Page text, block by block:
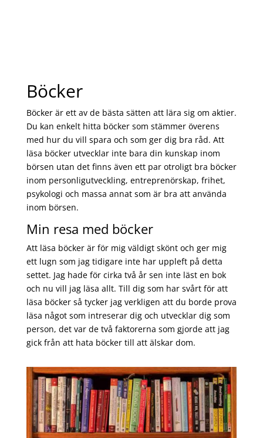
Böcker
Böcker är ett av de bästa sätten att lära sig om aktier.
Du kan enkelt hitta böcker som stämmer överens
med hur du vill spara och som ger dig bra råd. Att
läsa böcker utvecklar inte bara din kunskap inom
börsen utan det finns även ett par otroligt bra böcker
inom personligutveckling, entreprenörskap, frihet,
psykologi och massa annat som är bra att använda
inom börsen.
Min resa med böcker
Att läsa böcker är för mig väldigt skönt och ger mig
ett lugn som jag tidigare inte har uppleft på detta
settet. Jag hade för cirka två år sen inte läst en bok
och nu vill jag läsa allt. Till dig som har svårt för att
läsa böcker så tycker jag verkligen att du borde prova
läsa något som intreserar dig och utvecklar dig som
person, det var de två faktorerna som gjorde att jag
gick från att hata böcker till att älskar dom.